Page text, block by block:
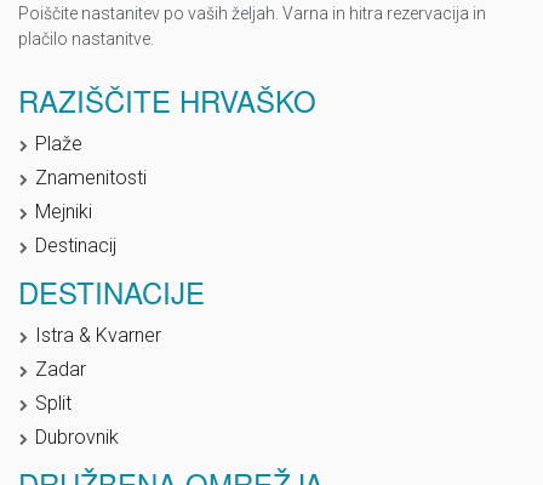
Poiščite nastanitev po vaših željah. Varna in hitra rezervacija in
plačilo nastanitve.
RAZIŠČITE HRVAŠKO
Plaže
Znamenitosti
Mejniki
Destinacij
DESTINACIJE
Istra & Kvarner
Zadar
Split
Dubrovnik